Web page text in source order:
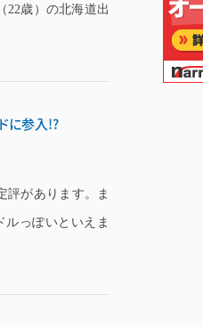
22歳）の北海道出
に参入!?
評があります。ま
っぽいといえま